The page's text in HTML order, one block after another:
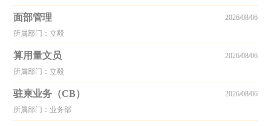
面部管理
所属部门：立毅
2026/08/06
算用量文员
所属部门：立毅
2026/08/06
驻柬业务（CB）
所属部门：业务部
2026/08/06